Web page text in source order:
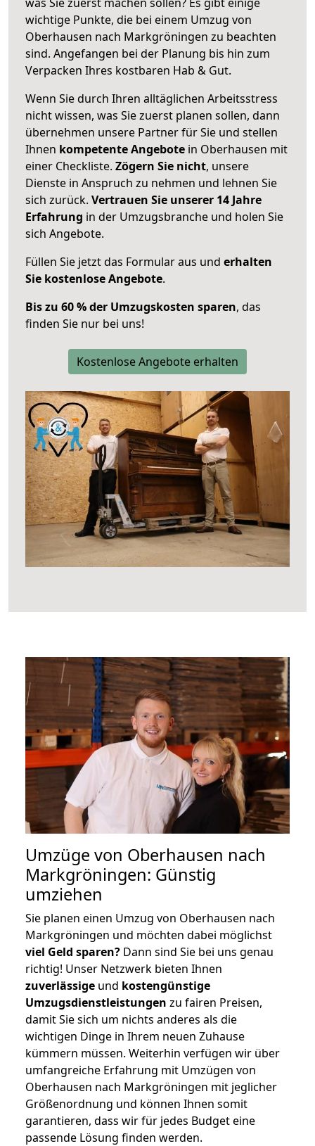
wichtige Punkte, die bei einem Umzug von
Oberhausen nach Markgröningen zu beachten
sind. Angefangen bei der Planung bis hin zum
Verpacken Ihres kostbaren Hab & Gut.
Wenn Sie durch Ihren alltäglichen Arbeitsstress
nicht wissen, was Sie zuerst planen sollen, dann
übernehmen unsere Partner für Sie und stellen
Ihnen kompetente Angebote in Oberhausen mit
einer Checkliste. Zögern Sie nicht, unsere
Dienste in Anspruch zu nehmen und lehnen Sie
sich zurück. Vertrauen Sie unserer 14 Jahre
Erfahrung in der Umzugsbranche und holen Sie
sich Angebote.
Füllen Sie jetzt das Formular aus und erhalten
Sie kostenlose Angebote.
Bis zu 60 % der Umzugskosten sparen, das
finden Sie nur bei uns!
Kostenlose Angebote erhalten
Umzüge von Oberhausen nach
Markgröningen: Günstig
umziehen
Sie planen einen Umzug von Oberhausen nach
Markgröningen und möchten dabei möglichst
viel Geld sparen? Dann sind Sie bei uns genau
richtig! Unser Netzwerk bieten Ihnen
zuverlässige und kostengünstige
Umzugsdienstleistungen zu fairen Preisen,
damit Sie sich um nichts anderes als die
wichtigen Dinge in Ihrem neuen Zuhause
kümmern müssen. Weiterhin verfügen wir über
umfangreiche Erfahrung mit Umzügen von
Oberhausen nach Markgröningen mit jeglicher
Größenordnung und können Ihnen somit
garantieren, dass wir für jedes Budget eine
passende Lösung finden werden.